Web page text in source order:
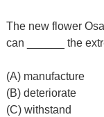
The new flower
can ______ the
(A) manufacture
(B) deteriorate
(C) withstand